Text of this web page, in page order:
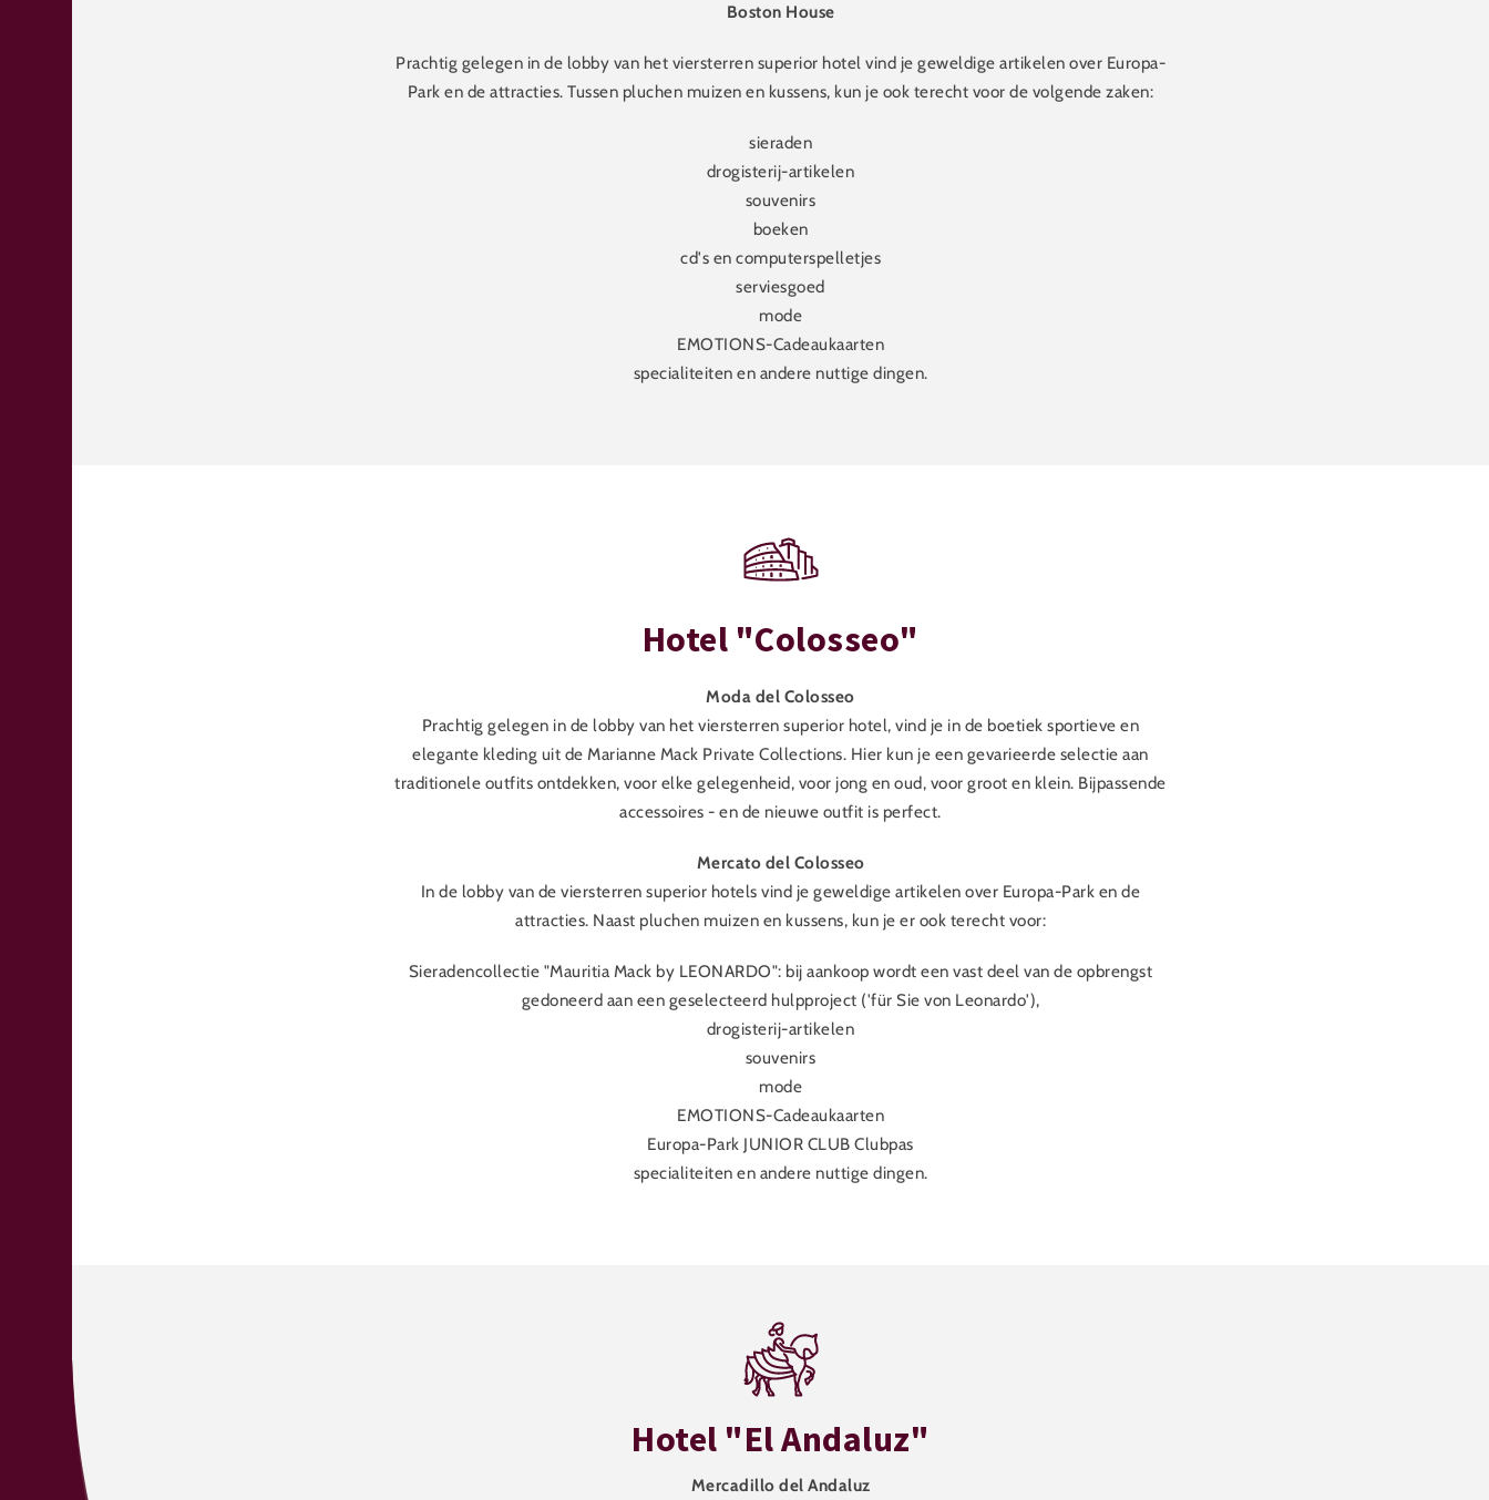
Boston House
Prachtig gelegen in de lobby van het viersterren superior hotel vind je geweldige artikelen over Europa-
Park en de attracties. Tussen pluchen muizen en kussens, kun je ook terecht voor de volgende zaken:
sieraden
drogisterij-artikelen
souvenirs
boeken
cd's en computerspelletjes
serviesgoed
mode
EMOTIONS-Cadeaukaarten
specialiteiten en andere nuttige dingen.
Hotel "Colosseo"
Moda del Colosseo
Prachtig gelegen in de lobby van het viersterren superior hotel, vind je in de boetiek sportieve en
elegante kleding uit de Marianne Mack Private Collections. Hier kun je een gevarieerde selectie aan
traditionele outfits ontdekken, voor elke gelegenheid, voor jong en oud, voor groot en klein. Bijpassende
accessoires - en de nieuwe outfit is perfect.
Mercato del Colosseo
In de lobby van de viersterren superior hotels vind je geweldige artikelen over Europa-Park en de
attracties. Naast pluchen muizen en kussens, kun je er ook terecht voor:
Sieradencollectie "Mauritia Mack by LEONARDO": bij aankoop wordt een vast deel van de opbrengst
gedoneerd aan een geselecteerd hulpproject ('für Sie von Leonardo'),
drogisterij-artikelen
souvenirs
mode
EMOTIONS-Cadeaukaarten
Europa-Park JUNIOR CLUB Clubpas
specialiteiten en andere nuttige dingen.
Hotel "El Andaluz"
Mercadillo del Andaluz